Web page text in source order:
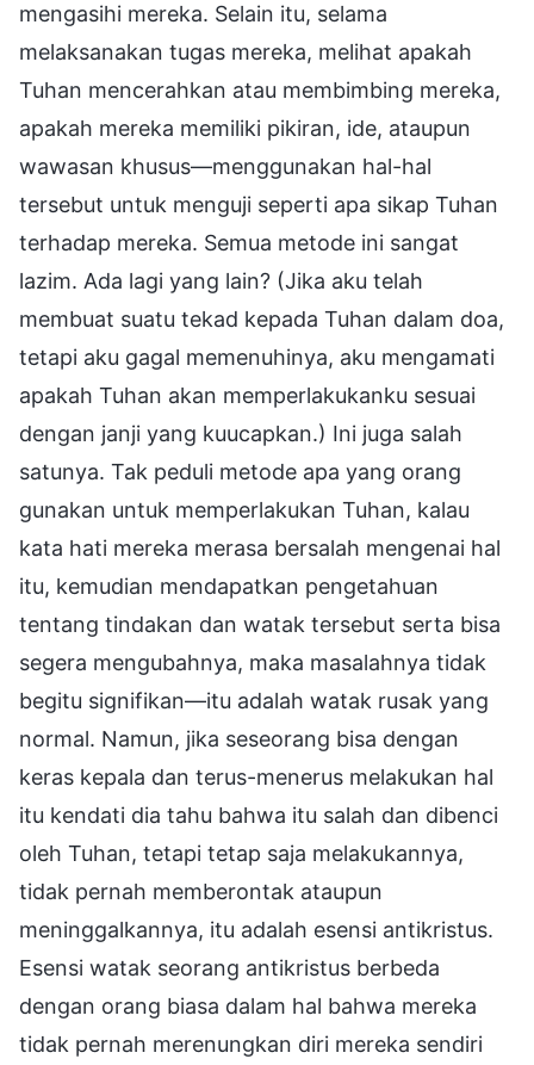
mengasihi mereka. Selain itu, selama
melaksanakan tugas mereka, melihat apakah
Tuhan mencerahkan atau membimbing mereka,
apakah mereka memiliki pikiran, ide, ataupun
wawasan khusus—menggunakan hal-hal
tersebut untuk menguji seperti apa sikap Tuhan
terhadap mereka. Semua metode ini sangat
lazim. Ada lagi yang lain? (Jika aku telah
membuat suatu tekad kepada Tuhan dalam doa,
tetapi aku gagal memenuhinya, aku mengamati
apakah Tuhan akan memperlakukanku sesuai
dengan janji yang kuucapkan.) Ini juga salah
satunya. Tak peduli metode apa yang orang
gunakan untuk memperlakukan Tuhan, kalau
kata hati mereka merasa bersalah mengenai hal
itu, kemudian mendapatkan pengetahuan
tentang tindakan dan watak tersebut serta bisa
segera mengubahnya, maka masalahnya tidak
begitu signifikan—itu adalah watak rusak yang
normal. Namun, jika seseorang bisa dengan
keras kepala dan terus-menerus melakukan hal
itu kendati dia tahu bahwa itu salah dan dibenci
oleh Tuhan, tetapi tetap saja melakukannya,
tidak pernah memberontak ataupun
meninggalkannya, itu adalah esensi antikristus.
Esensi watak seorang antikristus berbeda
dengan orang biasa dalam hal bahwa mereka
tidak pernah merenungkan diri mereka sendiri